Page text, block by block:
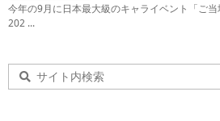
今年の9月に日本最大級のキャライベント「ご
202 ...